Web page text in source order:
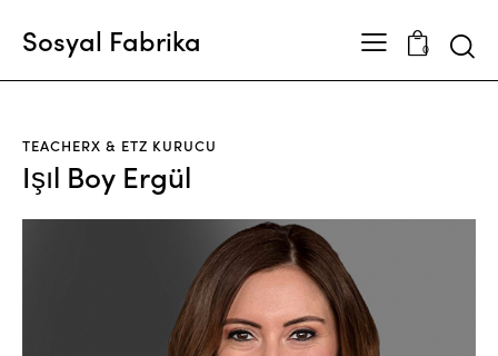
Sosyal Fabrika 0
TEACHERX & ETZ KURUCU
Işıl Boy Ergül